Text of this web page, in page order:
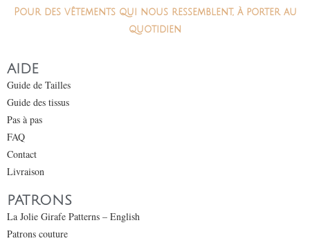
Pour des vêtements qui nous ressemblent, à porter au
quotidien
AIDE
Guide de Tailles
Guide des tissus
Pas à pas
FAQ
Contact
Livraison
PATRONS
La Jolie Girafe Patterns – English
Patrons couture